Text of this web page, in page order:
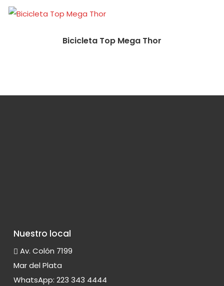
Bicicleta Top Mega Thor
Nuestro local
Av. Colón 7199
Mar del Plata
WhatsApp: 223 343 4444